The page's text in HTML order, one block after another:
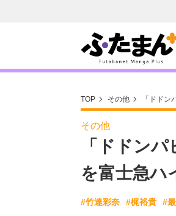
TOP その他 「ドド
その他
「ドドン
を富士急ハ
#竹達彩奈 #梶裕貴 #